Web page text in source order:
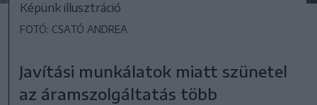
Képünk illusztráció
FOTÓ: CSATÓ ANDREA
Javítási munkálatok miatt szünetel
az áramszolgáltatás több